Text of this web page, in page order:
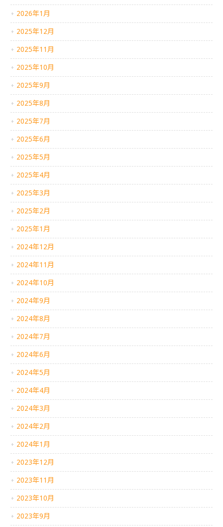
2026年1月
2025年12月
2025年11月
2025年10月
2025年9月
2025年8月
2025年7月
2025年6月
2025年5月
2025年4月
2025年3月
2025年2月
2025年1月
2024年12月
2024年11月
2024年10月
2024年9月
2024年8月
2024年7月
2024年6月
2024年5月
2024年4月
2024年3月
2024年2月
2024年1月
2023年12月
2023年11月
2023年10月
2023年9月